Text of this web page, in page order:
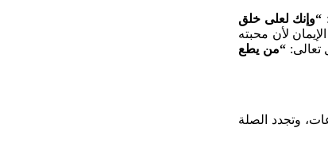
“وإنك لعلى خلق
لأن محبته
“من يطع
وتجدد الصلة